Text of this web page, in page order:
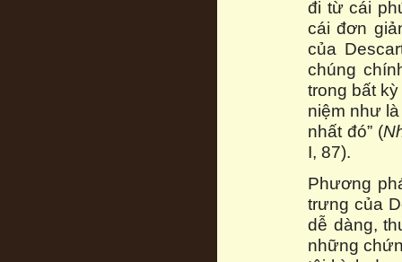
đi từ cái
cái đơn
của
chúng
trong bất
niệm như
nhất đó” (
I, 87).
Phương
trưng của
dễ dàng,
những